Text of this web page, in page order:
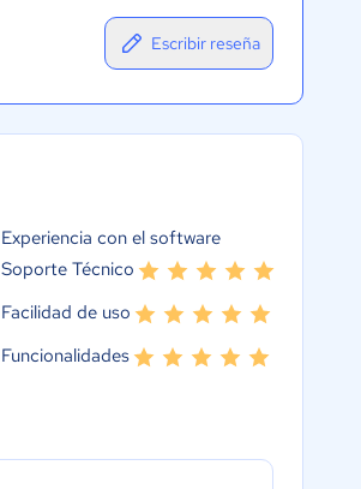
Escribir reseña
Experiencia con el software
Soporte Técnico
Facilidad de uso
Funcionalidades